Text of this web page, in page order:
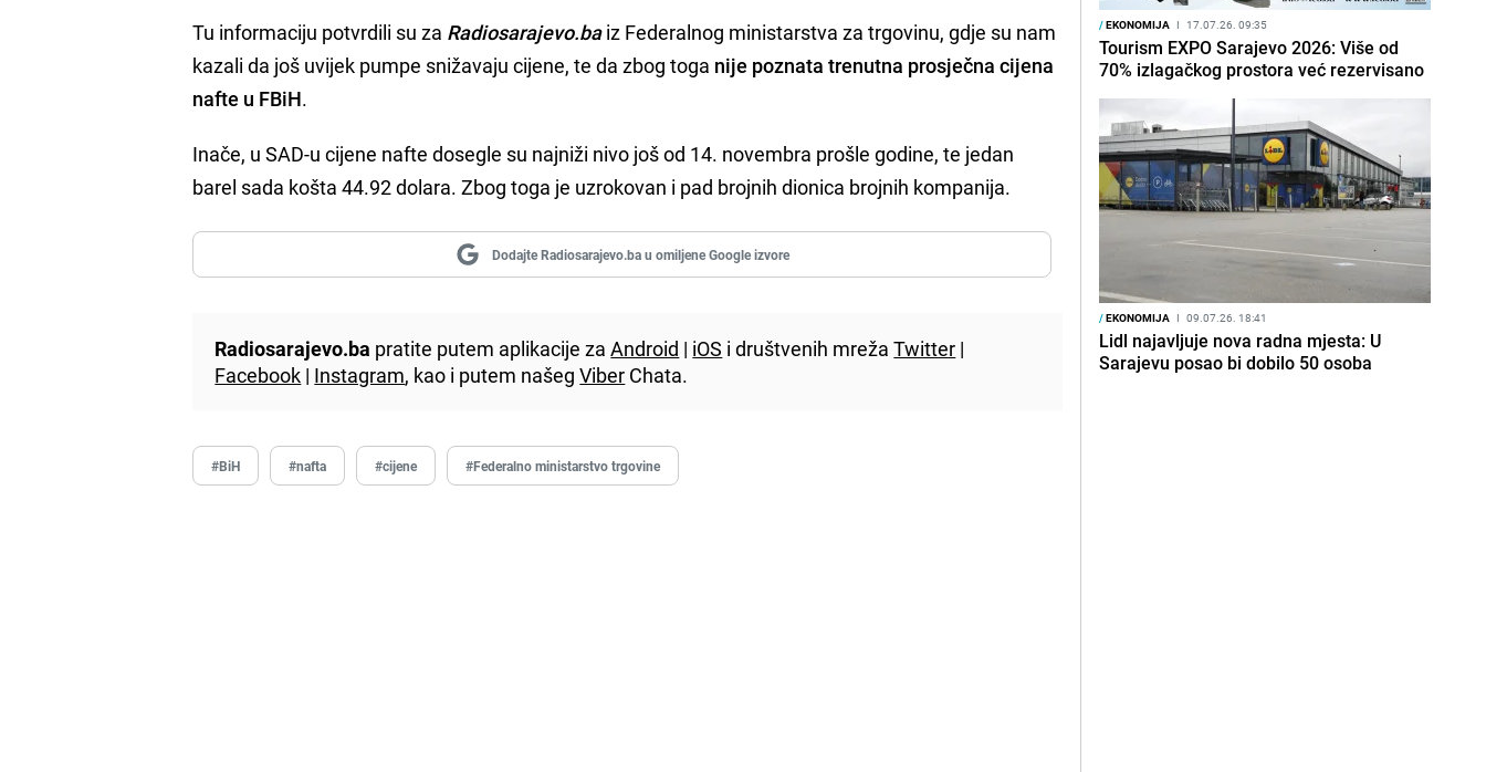
Tu informaciju potvrdili su za Radiosarajevo.baiz Federalnog ministarstva za trgovinu, gdje su nam
kazali da još uvijek pumpe snižavaju cijene, te da zbog toga nije poznata trenutna prosječna cijena
nafte u FBiH.
Inače, u SAD-u cijene nafte dosegle su najniži nivo još od 14. novembra prošle godine, te jedan
barel sada košta 44.92 dolara. Zbog toga je uzrokovan i pad brojnih dionica brojnih kompanija.
Dodajte Radiosarajevo.ba u omiljene Google izvore
Radiosarajevo.ba pratite putem aplikacije zaAndroid | iOS i društvenih mrežaTwitter |
Facebook | Instagram, kao i putem našegViber Chata.
#BiH #nafta #cijene #Federalno ministarstvo trgovine
/EKONOMIJA I 17.07.26. 09:35
Tourism EXPO Sarajevo 2026: Više od
70% izlagačkog prostora već rezervisano
/EKONOMIJA I 09.07.26. 18:41
Lidl najavljuje nova radna mjesta: U
Sarajevu posao bi dobilo 50 osoba